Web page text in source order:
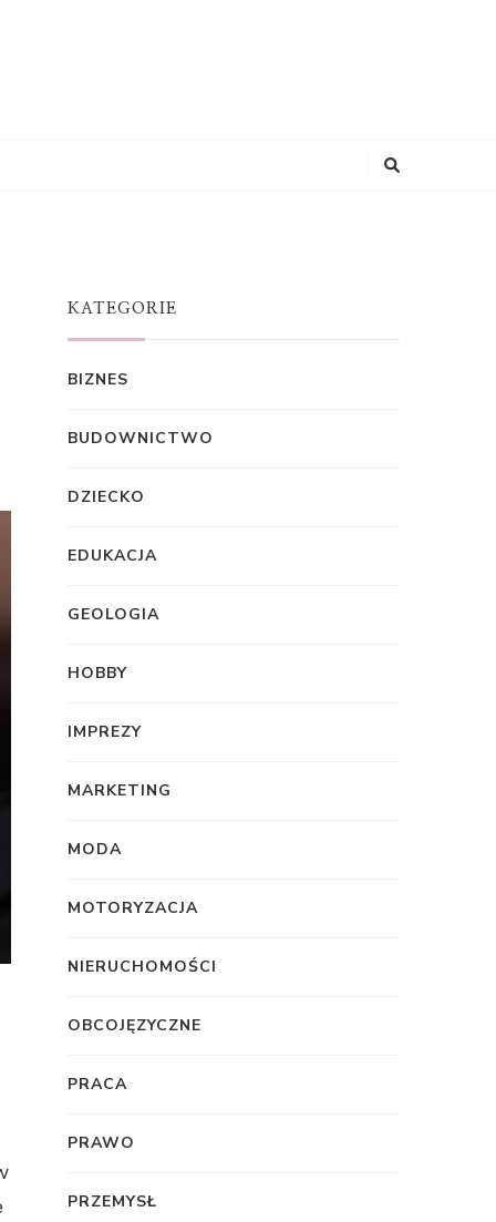
KATEGORIE
BIZNES
BUDOWNICTWO
DZIECKO
EDUKACJA
GEOLOGIA
HOBBY
IMPREZY
MARKETING
MODA
MOTORYZACJA
NIERUCHOMOŚCI
OBCOJĘZYCZNE
PRACA
PRAWO
PRZEMYSŁ